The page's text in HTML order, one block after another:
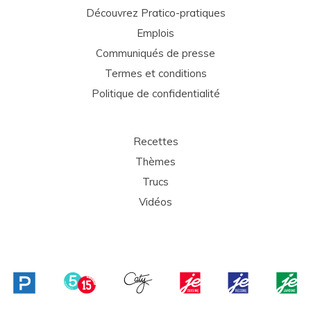
Découvrez Pratico-pratiques
Emplois
Communiqués de presse
Termes et conditions
Politique de confidentialité
Recettes
Thèmes
Trucs
Vidéos